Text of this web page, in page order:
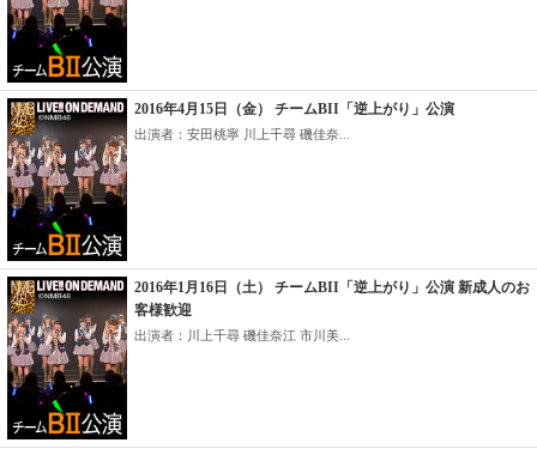
2016年4月15日（金） チームBII「逆上がり」公演
出演者：安田桃寧 川上千尋 磯佳奈...
2016年1月16日（土） チームBII「逆上がり」公演 新成人のお
客様歓迎
出演者：川上千尋 磯佳奈江 市川美...